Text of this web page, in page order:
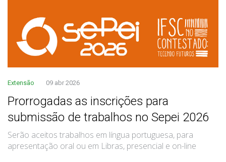
Extensão 09 abr 2026
Prorrogadas as inscrições para
submissão de trabalhos no Sepei 2026
Serão aceitos trabalhos em língua portuguesa, para
apresentação oral ou em Libras, presencial e on-line